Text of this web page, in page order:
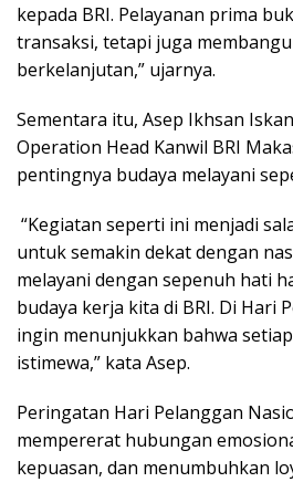
kepada BRI. Pelayanan prima
transaksi, tetapi juga
berkelanjutan,” ujarnya.
‎Sementara itu, Asep Ikhsan
Operation Head Kanwil BRI
pentingnya budaya melayani
“Kegiatan seperti ini menjadi
untuk semakin dekat dengan
melayani dengan sepenuh hati
budaya kerja kita di BRI. Di Hari
ingin menunjukkan bahwa
istimewa,” kata Asep.
‎Peringatan Hari Pelanggan
mempererat hubungan
kepuasan, dan menumbuhkan